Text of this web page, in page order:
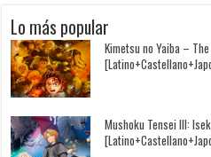
Lo más popular
Kimetsu no Yaiba –
Mushoku Tensei III: